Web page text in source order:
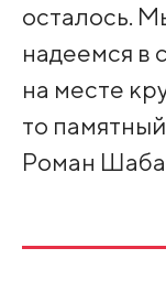
осталось.
надеемся в
на месте
то
Роман